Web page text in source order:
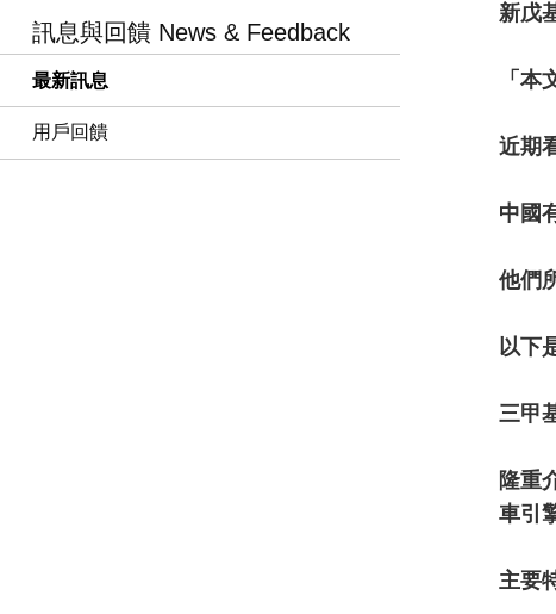
訊息與回饋 News & Feedback
最新訊息
用戶回饋
新戊
「本
近期
中國
他們
以下
三甲
隆重
車引
主要